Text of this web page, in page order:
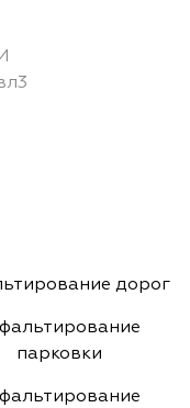
дорог
парковки